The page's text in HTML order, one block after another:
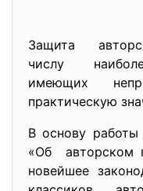
Защита
числу
имеющих
практическую
В основу
«Об авторском
новейшее